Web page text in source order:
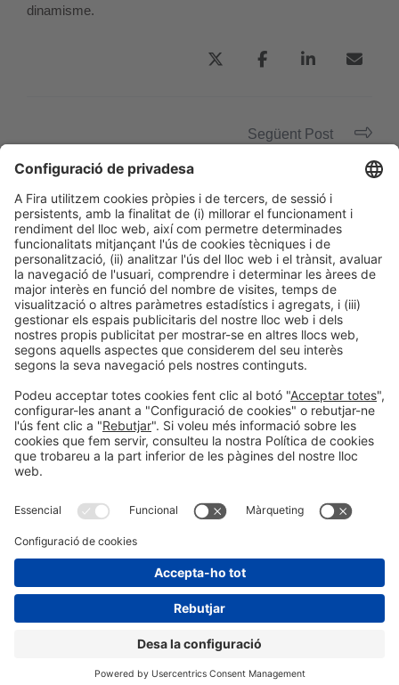
dinamisme.
Següent Post
Espanyola de Professionals del Sector de la
Informació generalAvís legalPolítica de privacitat
Política de cookies
#PISCINABARCELONA
© 2024 Fira de Barcelona
Instagram?